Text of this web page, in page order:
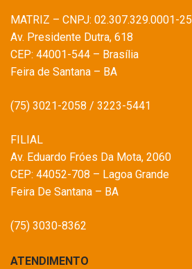
MATRIZ – CNPJ: 02.307.329.0001-25
Av. Presidente Dutra, 618
CEP: 44001-544 – Brasília
Feira de Santana – BA
(75) 3021-2058 / 3223-5441
FILIAL
Av. Eduardo Fróes Da Mota, 2060
CEP: 44052-708 – Lagoa Grande
Feira De Santana – BA
(75) 3030-8362
ATENDIMENTO